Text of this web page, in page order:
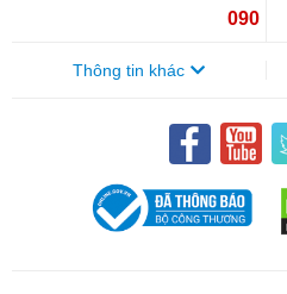
090 154
Thông tin khác